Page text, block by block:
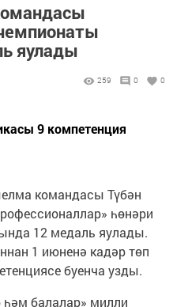
яулады
259 0 0
9 компетенция
командасы Түбән
һөнәри
12 медаль яулады.
1 июненә кадәр төп
буенча узды.
балалар» милли